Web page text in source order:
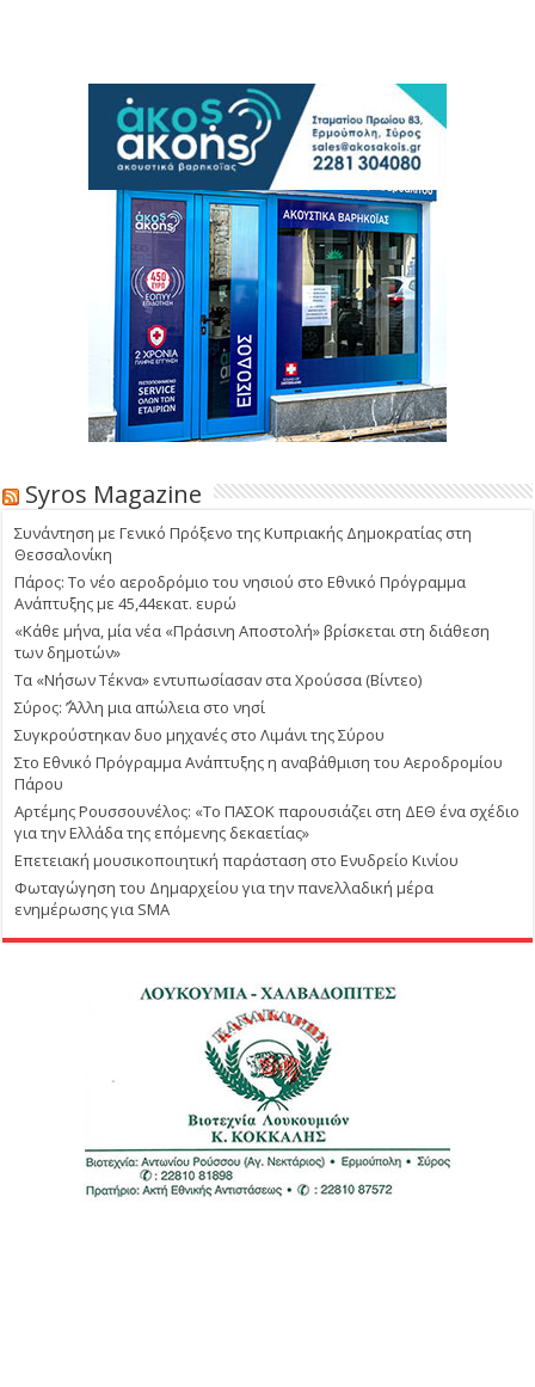
Syros Magazine
Συνάντηση με Γενικό Πρόξενο της Κυπριακής Δημοκρατίας στη
Θεσσαλονίκη
Πάρος: Το νέο αεροδρόμιο του νησιού στο Εθνικό Πρόγραμμα
Ανάπτυξης με 45,44εκατ. ευρώ
«Κάθε μήνα, μία νέα «Πράσινη Αποστολή» βρίσκεται στη διάθεση
των δημοτών»
Τα «Νήσων Τέκνα» εντυπωσίασαν στα Χρούσσα (Βίντεο)
Σύρος: ΄’Άλλη μια απώλεια στο νησί
Συγκρούστηκαν δυο μηχανές στο Λιμάνι της Σύρου
Στο Εθνικό Πρόγραμμα Ανάπτυξης η αναβάθμιση του Αεροδρομίου
Πάρου
Αρτέμης Ρουσσουνέλος: «Το ΠΑΣΟΚ παρουσιάζει στη ΔΕΘ ένα σχέδιο
για την Ελλάδα της επόμενης δεκαετίας»
Επετειακή μουσικοποιητική παράσταση στο Ενυδρείο Κινίου
Φωταγώγηση του Δημαρχείου για την πανελλαδική μέρα
ενημέρωσης για SMA